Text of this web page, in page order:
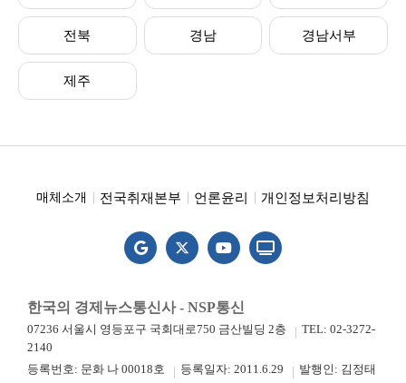
전북 경남 경남서부
제주
매체소개 전국취재본부 언론윤리 개인정보처리방침
한국의 경제뉴스통신사 - NSP통신
07236 서울시 영등포구 국회대로750 금산빌딩 2층
TEL: 02-3272-
2140
등록번호: 문화 나 00018호
등록일자: 2011.6.29
발행인: 김정태